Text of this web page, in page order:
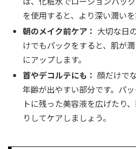
を使用すると、より深い潤いを
朝のメイク前ケア： 大切な日
けでもパックをすると、肌が
にアップします。
首やデコルテにも： 顔だけで
年齢が出やすい部分です。パ
トに残った美容液を広げたり
りしてケアしましょう。